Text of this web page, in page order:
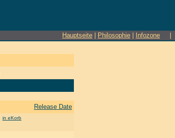
Hauptseite Philosophie Infozone
Release Date
in eKorb